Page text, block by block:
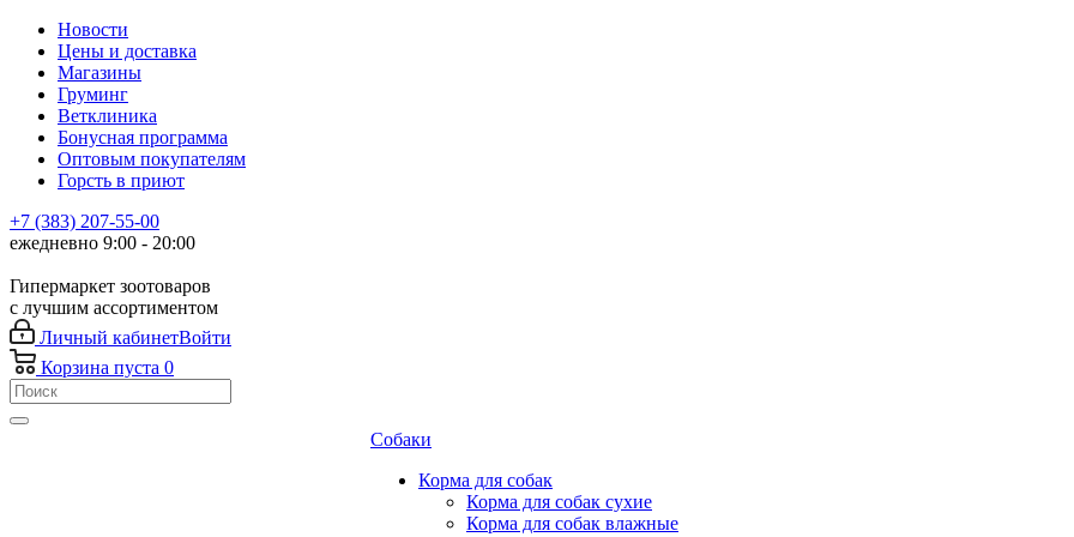
Новости
Цены и доставка
Магазины
Груминг
Ветклиника
Бонусная программа
Оптовым покупателям
Горсть в приют
+7 (383) 207-55-00
ежедневно 9:00 - 20:00
Гипермаркет зоотоваров
с лучшим ассортиментом
Личный кабинетВойти
Корзина пуста 0
Собаки
Корма для собак
Корма для собак сухие
Корма для собак влажные